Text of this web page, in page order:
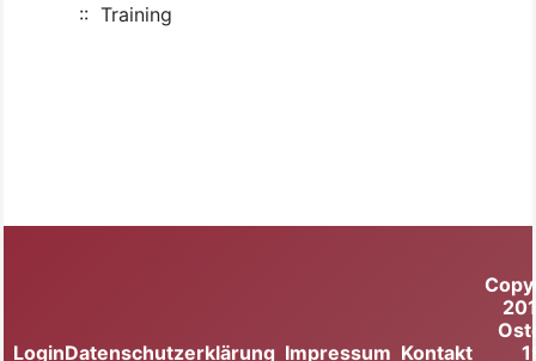
:: Training
LoginDatenschutzerklärung Impressum Kontakt